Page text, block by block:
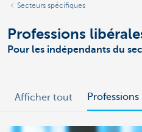
Secteurs spécifiques
Professions
Pour les indépendants du
Afficher tout